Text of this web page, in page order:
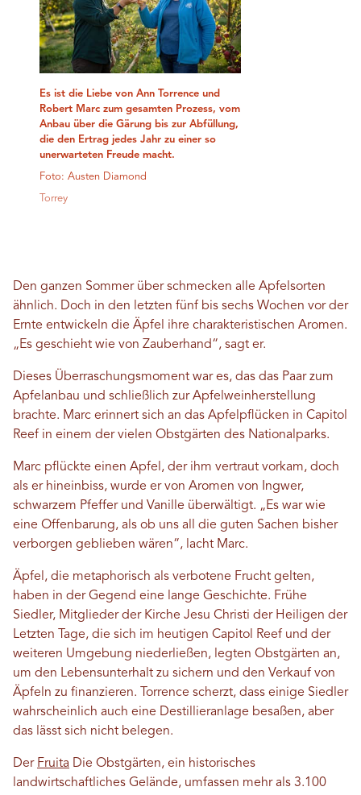
Es ist die Liebe von Ann Torrence und
Robert Marc zum gesamten Prozess, vom
Anbau über die Gärung bis zur Abfüllung,
die den Ertrag jedes Jahr zu einer so
unerwarteten Freude macht.
Foto: Austen Diamond
Torrey
Den ganzen Sommer über schmecken alle Apfelsorten
ähnlich. Doch in den letzten fünf bis sechs Wochen vor der
Ernte entwickeln die Äpfel ihre charakteristischen Aromen.
„Es geschieht wie von Zauberhand“, sagt er.
Dieses Überraschungsmoment war es, das das Paar zum
Apfelanbau und schließlich zur Apfelweinherstellung
brachte. Marc erinnert sich an das Apfelpflücken in Capitol
Reef in einem der vielen Obstgärten des Nationalparks.
Marc pflückte einen Apfel, der ihm vertraut vorkam, doch
als er hineinbiss, wurde er von Aromen von Ingwer,
schwarzem Pfeffer und Vanille überwältigt. „Es war wie
eine Offenbarung, als ob uns all die guten Sachen bisher
verborgen geblieben wären“, lacht Marc.
Äpfel, die metaphorisch als verbotene Frucht gelten,
haben in der Gegend eine lange Geschichte. Frühe
Siedler, Mitglieder der Kirche Jesu Christi der Heiligen der
Letzten Tage, die sich im heutigen Capitol Reef und der
weiteren Umgebung niederließen, legten Obstgärten an,
um den Lebensunterhalt zu sichern und den Verkauf von
Äpfeln zu finanzieren. Torrence scherzt, dass einige Siedler
wahrscheinlich auch eine Destillieranlage besaßen, aber
das lässt sich nicht belegen.
Der Fruita Die Obstgärten, ein historisches
landwirtschaftliches Gelände, umfassen mehr als 3.100